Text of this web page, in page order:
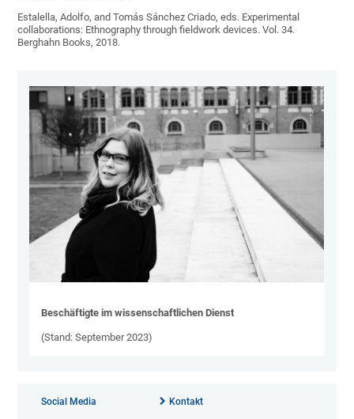
Estalella, Adolfo, and Tomás Sánchez Criado, eds. Experimental
collaborations: Ethnography through fieldwork devices. Vol. 34.
Berghahn Books, 2018.
Beschäftigte im wissenschaftlichen Dienst
(Stand: September 2023)
Social Media Kontakt